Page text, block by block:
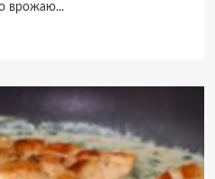
врожаю...